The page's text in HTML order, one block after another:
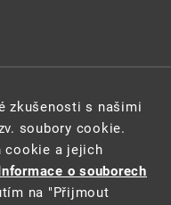
zkušenosti s našimi
soubory cookie.
cookie a jejich
o souborech
na "Přijmout